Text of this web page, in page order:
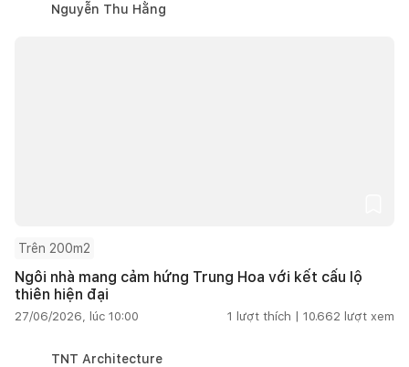
Nguyễn Thu Hằng
Trên 200m2
Ngôi nhà mang cảm hứng Trung Hoa với kết cấu lộ
thiên hiện đại
27/06/2026, lúc 10:00 1 lượt thích | 10.662 lượt xem
TNT Architecture